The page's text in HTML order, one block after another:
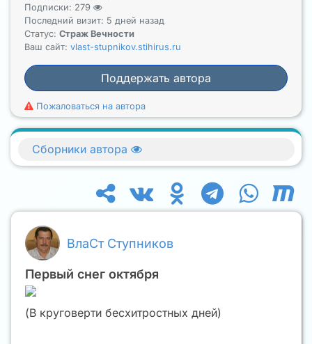
Подписки: 279
Последний визит: 5 дней назад
Статус: Страж Вечности
Ваш сайт: vlast-stupnikov.stihirus.ru
Поддержать автора
Пожаловаться на автора
ВлаСт Ступников
Первый снег октября
(В круговерти бесхитростных дней)
Сборники автора